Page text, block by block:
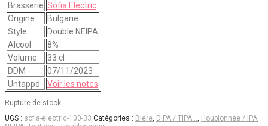
Brasserie Sofia Electric
Origine
Bulgarie
Style
Double NEIPA
Alcool
8%
Volume
33 cl
DDM
07/11/2023
Untappd
Voir les notes
Rupture de stock
UGS : sofia-electric-100-33 Catégories : Bière, DIPA / TIPA…, Houblonnée / IPA,